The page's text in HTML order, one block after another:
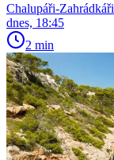
Chalupáři-Zahrádkáři
dnes, 18:45
2 min